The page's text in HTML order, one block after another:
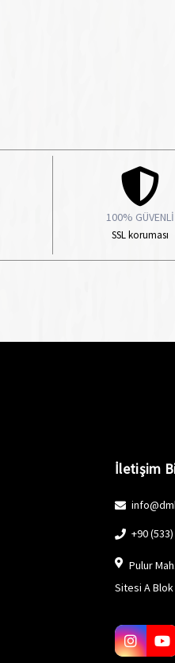
100% GÜVENLİ
SSL koruması
İletişim
+90
Pulur
Sitesi A Blok